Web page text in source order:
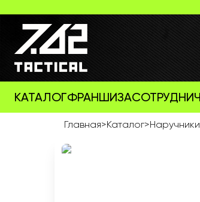
КАТАЛОГФРАНШИЗА
Главная>Каталог>Наручники